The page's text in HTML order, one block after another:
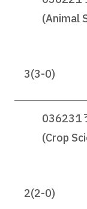
(Animal
3(3-0)
036231
(Crop
2(2-0)